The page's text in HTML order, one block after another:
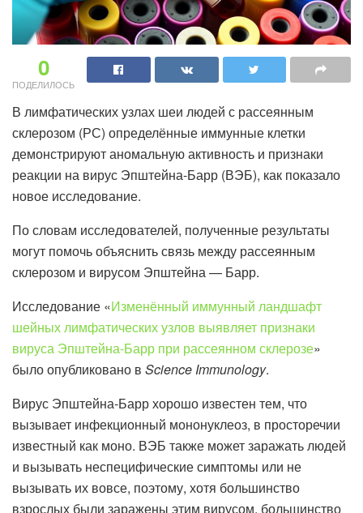
0
ПОДЕЛИЛОСЬ
В лимфатических узлах шеи людей с рассеянным
склерозом (РС) определённые иммунные клетки
демонстрируют аномальную активность и признаки
реакции на вирус Эпштейна-Барр (ВЭБ), как показало
новое исследование.
По словам исследователей, полученные результаты
могут помочь объяснить связь между рассеянным
склерозом и вирусом Эпштейна — Барр.
Исследование «Изменённый иммунный ландшафт
шейных лимфатических узлов выявляет признаки
вируса Эпштейна-Барр при рассеянном склерозе»
было опубликовано в Science Immunology.
Вирус Эпштейна-Барр хорошо известен тем, что
вызывает инфекционный мононуклеоз, в просторечии
известный как моно. ВЭБ также может заражать людей
и вызывать неспецифические симптомы или не
вызывать их вовсе, поэтому, хотя большинство
взрослых были заражены этим вирусом, большинство